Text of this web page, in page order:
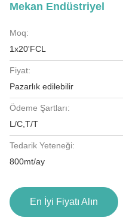
Mekan Endüstriyel
Moq:
1x20'FCL
Fiyat:
Pazarlık edilebilir
Ödeme Şartları:
L/C,T/T
Tedarik Yeteneği:
800mt/ay
En İyi Fiyatı Alın